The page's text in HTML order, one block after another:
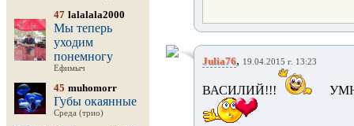
47 lalalala2000
Мы теперь
уходим
понемногу
Ефимыч
45 muhomorr
Губы окаянные
Среда (трио)
Julia76, 19.04.2015 г. 13:23
ВАСИЛИЙ!!!